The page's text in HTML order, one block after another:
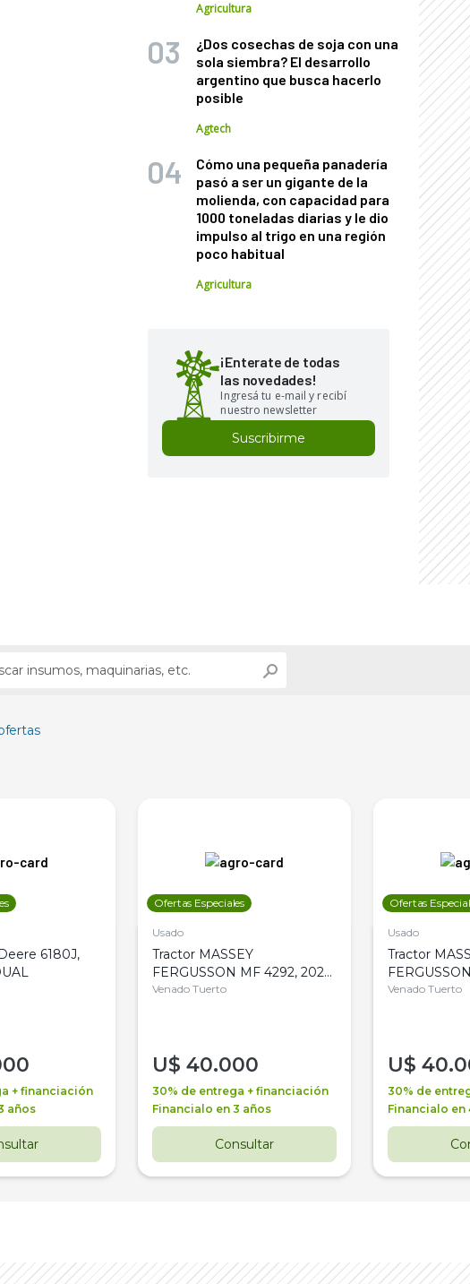
Agricultura
¿Dos cosechas de soja con una
sola siembra? El desarrollo
argentino que busca hacerlo
posible
Agtech
Cómo una pequeña panadería
pasó a ser un gigante de la
molienda, con capacidad para
1000 toneladas diarias y le dio
impulso al trigo en una región
poco habitual
Agricultura
¡Enterate de todas
las novedades!
Ingresá tu e-mail y recibí
nuestro newsletter
Suscribirme
6180J,
+ financiación
años
Ofertas Especiales
Usado
Tractor MASSEY
FERGUSSON MF 4292, 2020,
4WD, PATON
Venado Tuerto
U$ 40.000
30% de entrega + financiación
Financialo en 3 años
Consultar
Ofertas
Usado
Tractor
4WD, PATON
Venado Tuerto
U$
30% de
Financialo en